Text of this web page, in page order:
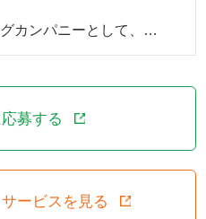
カンパニーとして、…
募する
ービスを見る